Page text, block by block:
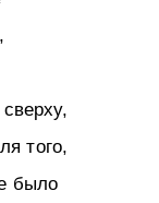
того,
было